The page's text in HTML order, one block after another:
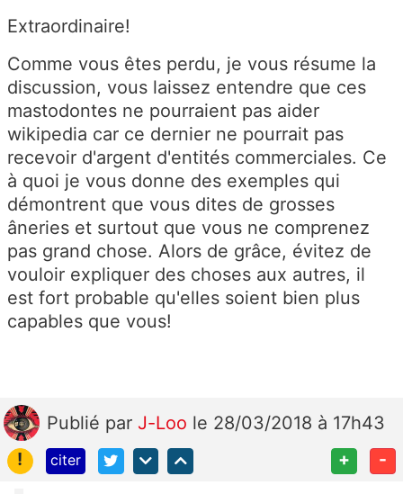
Extraordinaire!
Comme vous êtes perdu, je vous résume la
discussion, vous laissez entendre que ces
mastodontes ne pourraient pas aider
wikipedia car ce dernier ne pourrait pas
recevoir d'argent d'entités commerciales. Ce
à quoi je vous donne des exemples qui
démontrent que vous dites de grosses
âneries et surtout que vous ne comprenez
pas grand chose. Alors de grâce, évitez de
vouloir expliquer des choses aux autres, il
est fort probable qu'elles soient bien plus
capables que vous!
Publié par J-Loo le 28/03/2018 à 17h43
!
citer + -